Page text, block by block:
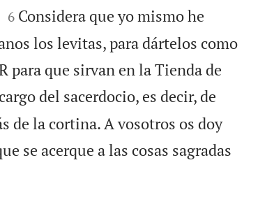

6 Considera que yo mismo he
los levitas, para dártelos como
para que sirvan en la Tienda de
del sacerdocio, es decir, de
de la cortina. A vosotros os doy
se acerque a las cosas sagradas